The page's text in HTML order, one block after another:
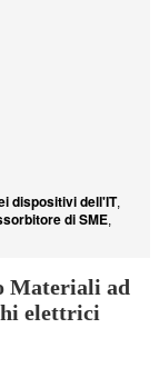
dispositivi dell'IT,
di SME,
Materiali ad
elettrici